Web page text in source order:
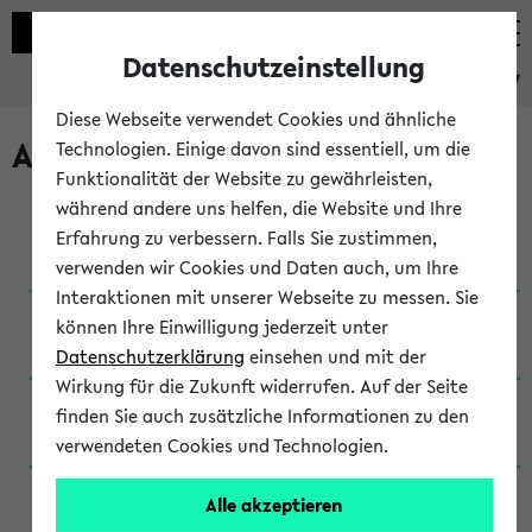
eKVV
Archivierte Studiengänge
Anglistik: British and American Studies / B.A.
(Einschreibung bis WiSe 16/17)
Anglistik: British and American Studies / B.A.
(Einschreibung bis SoSe 2015)
Anglistik: British and American Studies / B.A.
(Einschreibung bis SoSe 2013)
Anglistik: British and American Studies / Ba
(Einschreibung bis SoSe 2011)
Datenschutzeinstellung
Diese Webseite verwendet Cookies und ähnliche
Technologien. Einige davon sind essentiell, um die
Funktionalität der Website zu gewährleisten,
während andere uns helfen, die Website und Ihre
Erfahrung zu verbessern. Falls Sie zustimmen,
verwenden wir Cookies und Daten auch, um Ihre
Interaktionen mit unserer Webseite zu messen. Sie
können Ihre Einwilligung jederzeit unter
Datenschutzerklärung einsehen und mit der
Wirkung für die Zukunft widerrufen. Auf der Seite
finden Sie auch zusätzliche Informationen zu den
verwendeten Cookies und Technologien.
Alle akzeptieren